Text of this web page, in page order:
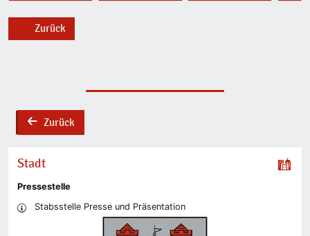
Zurück
backZurück
Stadt
Pressestelle
Stabsstelle Presse und Präsentation